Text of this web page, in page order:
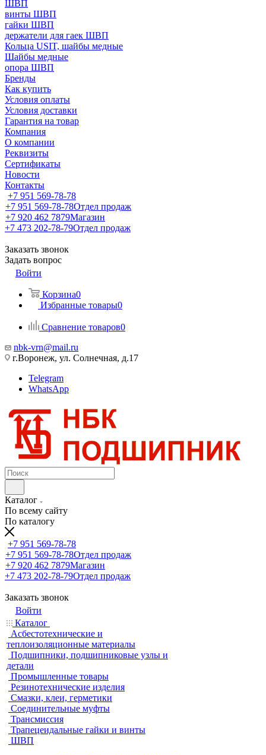
ШВП
винты ШВП
гайки ШВП
держатели для гаек ШВП
Кольца USIT, шайбы медные
Шайбы медные
опора ШВП
Бренды
Как купить
Условия оплаты
Условия доставки
Гарантия на товар
Компания
О компании
Реквизиты
Сертификаты
Новости
Контакты
+7 951 569-78-78
+7 951 569-78-78Отдел продаж
+7 920 462 7879Магазин
+7 473 202-78-79Отдел продаж
Заказать звонок
Задать вопрос
Войти
Корзина0
Избранные товары0
Сравнение товаров0
nbk-vrn@mail.ru
г.Воронеж, ул. Солнечная, д.17
Telegram
WhatsApp
Каталог
По всему сайту
По каталогу
+7 951 569-78-78
+7 951 569-78-78Отдел продаж
+7 920 462 7879Магазин
+7 473 202-78-79Отдел продаж
Заказать звонок
Войти
Каталог
Асбестотехнические и
теплоизоляционные материалы
Подшипники, подшипниковые узлы и
детали
Промышленные товары
Резинотехнические изделия
Смазки, клеи, герметики
Соединительные муфты
Трансмиссия
Трапецеидальные гайки и винты
ШВП